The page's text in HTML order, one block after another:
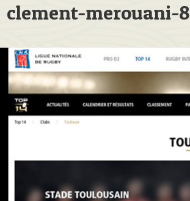
clement-merouani-8